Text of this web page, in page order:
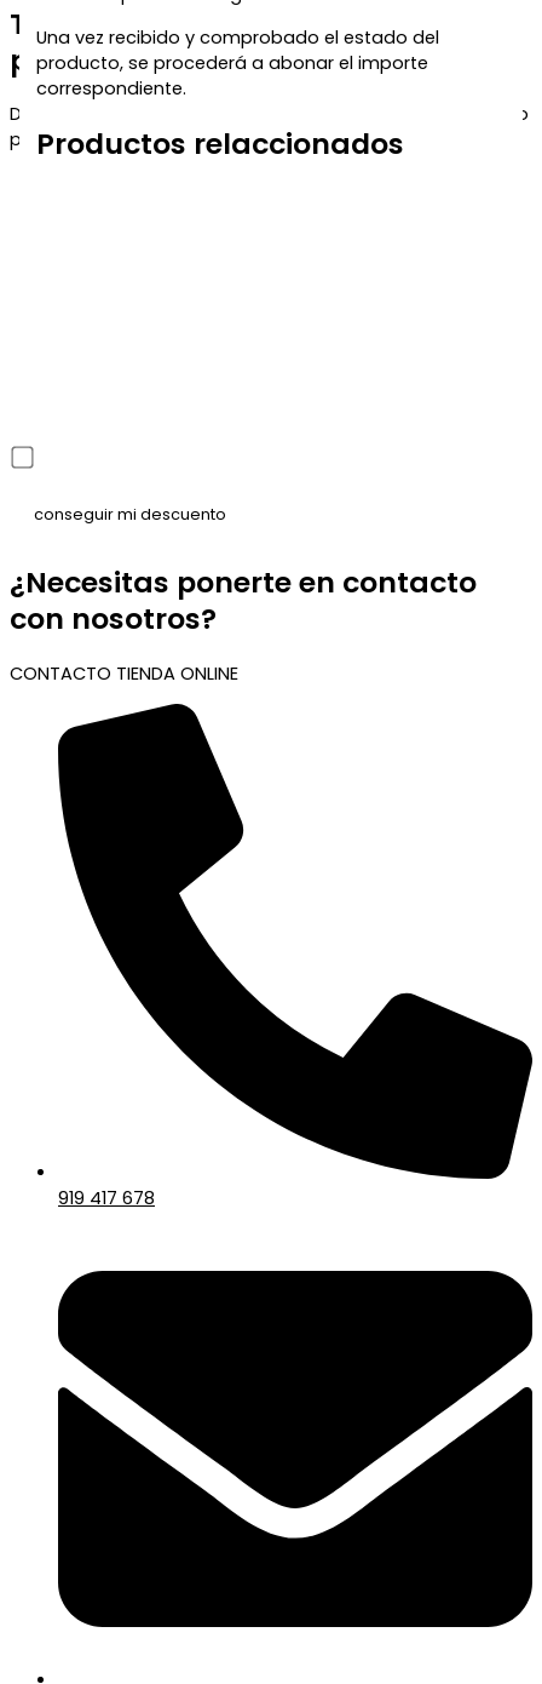
Una vez recibido y comprobado el estado del
producto, se procederá a abonar el importe
correspondiente.
Productos relaccionados
Te regalamos un 5% de descuento
para tu próxima compra
Déjanos tu correo y te enviaremos el código de descuento
para que puedas aprovecharlo en tu próximo pedido.
¿Necesitas ponerte en contacto
con nosotros?
CONTACTO TIENDA ONLINE
919 417 678